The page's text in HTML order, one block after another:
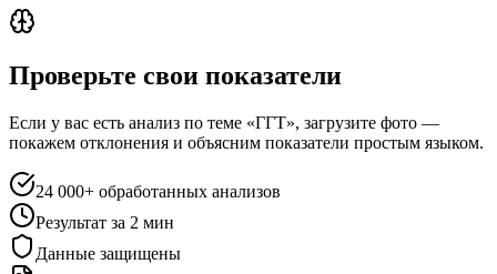
Проверьте свои показатели
Если у вас есть анализ по теме «ГГТ», загрузите фото —
покажем отклонения и объясним показатели простым языком.
24 000+ обработанных анализов
Результат за 2 мин
Данные защищены